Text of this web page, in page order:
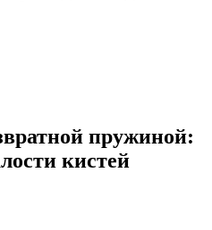
пружиной:
кистей